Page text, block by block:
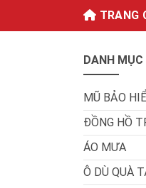
TRANG
DANH
MŨ BẢO
ĐỒNG HỒ
ÁO MƯA
Ô DÙ QUÀ